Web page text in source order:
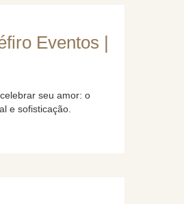
Eventos |
seu amor: o
e sofisticação.